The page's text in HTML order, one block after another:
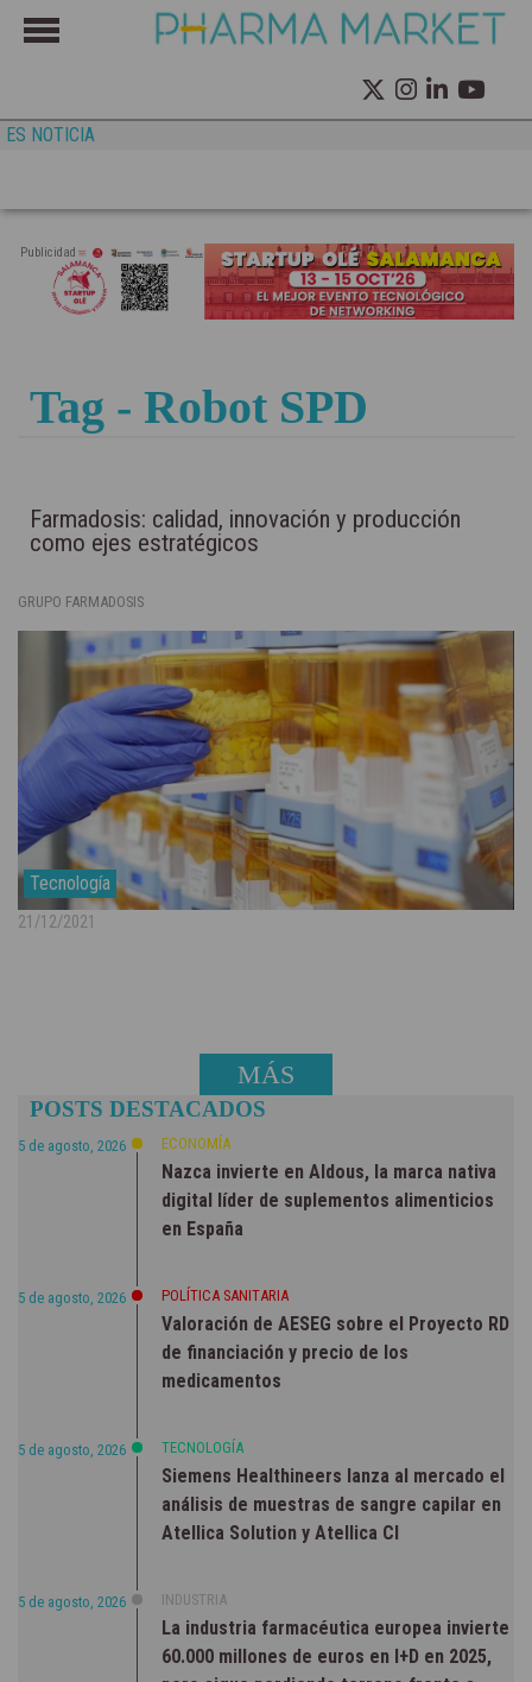
ES NOTICIA
Publicidad
Tag - Robot SPD
Farmadosis: calidad, innovación y producción
como ejes estratégicos
GRUPO FARMADOSIS
Tecnología
21/12/2021
MÁS
NOTICIAS
POSTS DESTACADOS
5 de agosto, 2026 ECONOMÍA
Nazca invierte en Aldous, la marca nativa
digital líder de suplementos alimenticios
en España
5 de agosto, 2026 POLÍTICA SANITARIA
Valoración de AESEG sobre el Proyecto RD
de financiación y precio de los
medicamentos
5 de agosto, 2026 TECNOLOGÍA
Siemens Healthineers lanza al mercado el
análisis de muestras de sangre capilar en
Atellica Solution y Atellica CI
5 de agosto, 2026 INDUSTRIA
La industria farmacéutica europea invierte
60.000 millones de euros en I+D en 2025,